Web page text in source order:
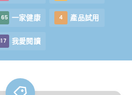
一家健康 4 產品試用
我愛閱讀